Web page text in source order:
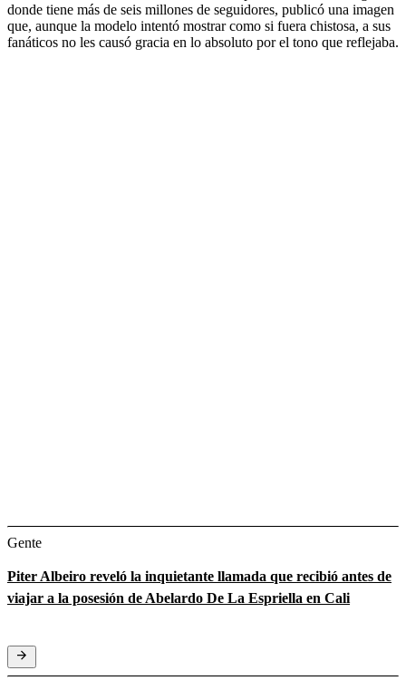
donde tiene más de seis millones de seguidores, publicó una imagen
que, aunque la modelo intentó mostrar como si fuera chistosa, a sus
fanáticos no les causó gracia en lo absoluto por el tono que reflejaba.
Gente
Piter Albeiro reveló la inquietante llamada que recibió antes de
viajar a la posesión de Abelardo De La Espriella en Cali